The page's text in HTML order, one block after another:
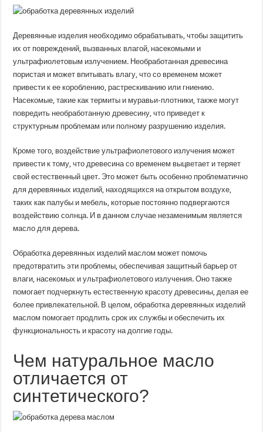
Деревянные изделия необходимо обрабатывать, чтобы защитить
их от повреждений, вызванных влагой, насекомыми и
ультрафиолетовым излучением. Необработанная древесина
пористая и может впитывать влагу, что со временем может
привести к ее короблению, растрескиванию или гниению.
Насекомые, такие как термиты и муравьи-плотники, также могут
повредить необработанную древесину, что приведет к
структурным проблемам или полному разрушению изделия.
Кроме того, воздействие ультрафиолетового излучения может
привести к тому, что древесина со временем выцветает и теряет
свой естественный цвет. Это может быть особенно проблематично
для деревянных изделий, находящихся на открытом воздухе,
таких как палубы и мебель, которые постоянно подвергаются
воздействию солнца. И в данном случае незаменимым является
масло для дерева.
Обработка деревянных изделий маслом может помочь
предотвратить эти проблемы, обеспечивая защитный барьер от
влаги, насекомых и ультрафиолетового излучения. Оно также
помогает подчеркнуть естественную красоту древесины, делая ее
более привлекательной. В целом, обработка деревянных изделий
маслом помогает продлить срок их службы и обеспечить их
функциональность и красоту на долгие годы.
Чем натуральное масло
отличается от
синтетического?